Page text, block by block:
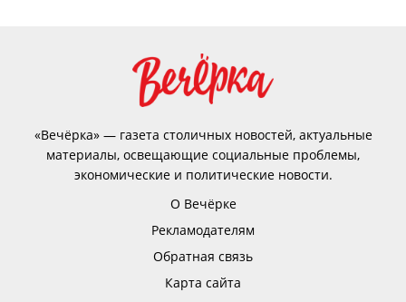
«Вечёрка» — газета столичных новостей, актуальные
материалы, освещающие социальные проблемы,
экономические и политические новости.
О Вечёрке
Рекламодателям
Обратная связь
Карта сайта